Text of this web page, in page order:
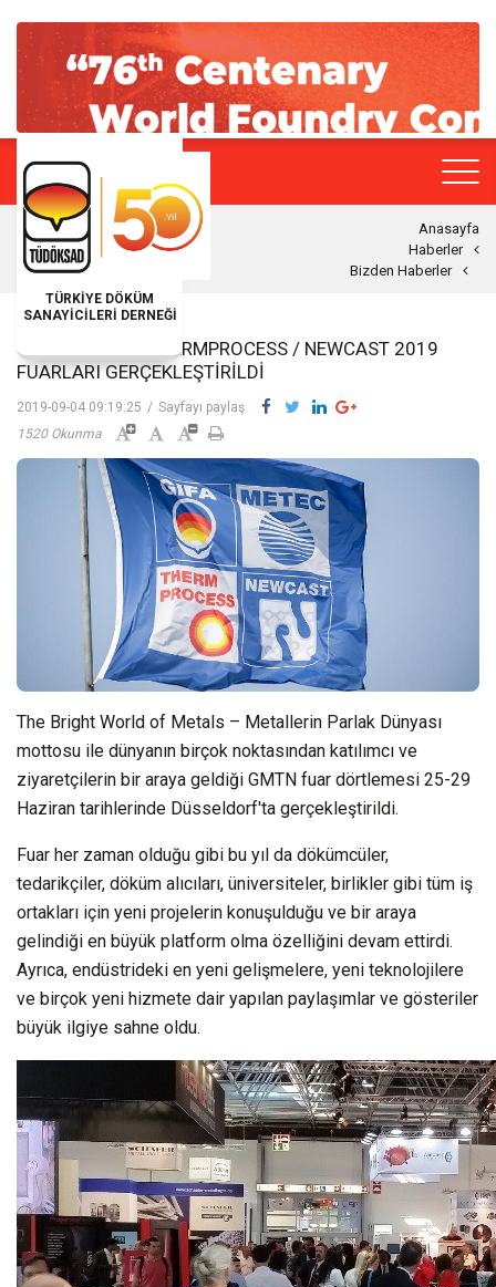
TÜRKİYE DÖKÜM
SANAYİCİLERİ DERNEĞİ
Anasayfa
Haberler
Bizden Haberler
GIFA / METEC / THERMPROCESS / NEWCAST 2019
FUARLARI GERÇEKLEŞTIRILDI
2019-09-04 09:19:25 / Sayfayı paylaş
1520 Okunma
The Bright World of Metals – Metallerin Parlak Dünyası
mottosu ile dünyanın birçok noktasından katılımcı ve
ziyaretçilerin bir araya geldiği GMTN fuar dörtlemesi 25-29
Haziran tarihlerinde Düsseldorf'ta gerçekleştirildi.
Fuar her zaman olduğu gibi bu yıl da dökümcüler,
tedarikçiler, döküm alıcıları, üniversiteler, birlikler gibi tüm iş
ortakları için yeni projelerin konuşulduğu ve bir araya
gelindiği en büyük platform olma özelliğini devam ettirdi.
Ayrıca, endüstrideki en yeni gelişmelere, yeni teknolojilere
ve birçok yeni hizmete dair yapılan paylaşımlar ve gösteriler
büyük ilgiye sahne oldu.